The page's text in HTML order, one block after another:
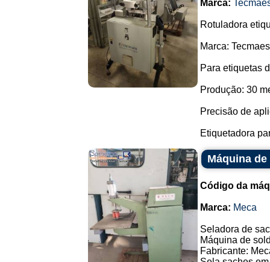
Marca:
Rotuladora
Marca:
Para etiquetas
Produção: 30
Precisão de
Etiquetadora
Máquina
Código da
Marca: Meca
Seladora de
Máquina de
Fabricante: